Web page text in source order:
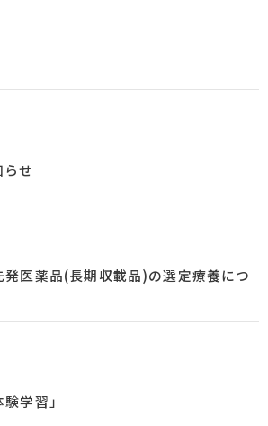
せ
医薬品(長期収載品)の選定療養につ
学習」